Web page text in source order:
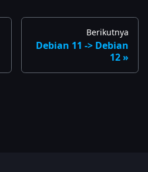
Berikutnya
Debian 11 -> Debian
12